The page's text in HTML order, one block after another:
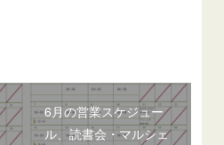
6月の営業スケジュー
ル、読書会・マルシェ